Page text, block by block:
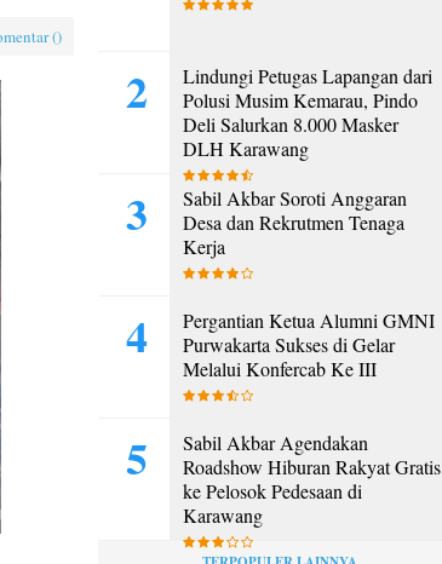
()
Lindungi Petugas Lapangan dari
Polusi Musim Kemarau, Pindo
Deli Salurkan 8.000 Masker
DLH Karawang
Sabil Akbar Soroti Anggaran
Desa dan Rekrutmen Tenaga
Kerja
Pergantian Ketua Alumni GMNI
Purwakarta Sukses di Gelar
Melalui Konfercab Ke III
Sabil Akbar Agendakan
Roadshow Hiburan Rakyat Gratis
ke Pelosok Pedesaan di
Karawang